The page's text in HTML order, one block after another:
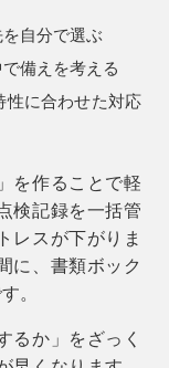
自分で選ぶ
備えを考える
性に合わせた対応
を作ることで軽
検記録を一括管
レスが下がりま
に、書類ボック
。
るか」をざっく